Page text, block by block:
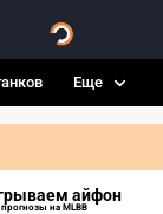
Еще
айфон
прогнозы на MLBB